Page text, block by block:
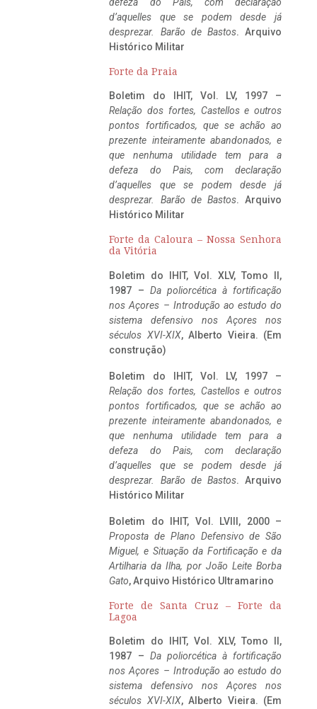
d’aquelles que se podem desde já
desprezar. Barão de Bastos. Arquivo
Histórico Militar
Forte da Praia
Boletim do IHIT, Vol. LV, 1997 –
Relação dos fortes, Castellos e outros
pontos fortificados, que se achão ao
prezente inteiramente abandonados, e
que nenhuma utilidade tem para a
defeza do Pais, com declaração
d’aquelles que se podem desde já
desprezar. Barão de Bastos. Arquivo
Histórico Militar
Forte da Caloura – Nossa Senhora
da Vitória
Boletim do IHIT, Vol. XLV, Tomo II,
1987 – Da poliorcética à fortificação
nos Açores – Introdução ao estudo do
sistema defensivo nos Açores nos
séculos XVI-XIX, Alberto Vieira. (Em
construção)
Boletim do IHIT, Vol. LV, 1997 –
Relação dos fortes, Castellos e outros
pontos fortificados, que se achão ao
prezente inteiramente abandonados, e
que nenhuma utilidade tem para a
defeza do Pais, com declaração
d’aquelles que se podem desde já
desprezar. Barão de Bastos. Arquivo
Histórico Militar
Boletim do IHIT, Vol. LVIII, 2000 –
Proposta de Plano Defensivo de São
Miguel, e Situação da Fortificação e da
Artilharia da Ilha, por João Leite Borba
Gato, Arquivo Histórico Ultramarino
Forte de Santa Cruz – Forte da
Lagoa
Boletim do IHIT, Vol. XLV, Tomo II,
1987 – Da poliorcética à fortificação
nos Açores – Introdução ao estudo do
sistema defensivo nos Açores nos
séculos XVI-XIX, Alberto Vieira. (Em